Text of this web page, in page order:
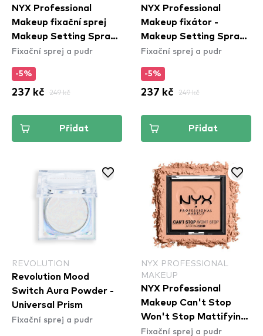
NYX Professional
Makeup fixační sprej
Makeup Setting Spray
– Matte Finish
Fixační sprej a pudr
-5%
237 kč 249 kč
Přidat
NYX Professional
Makeup fixátor -
Makeup Setting Spray
– Dewy Finish (MSS02)
Fixační sprej a pudr
-5%
237 kč 249 kč
Přidat
REVOLUTION
Revolution Mood
Switch Aura Powder -
Universal Prism
Fixační sprej a pudr
NYX PROFESSIONAL
MAKEUP
NYX Professional
Makeup Can't Stop
Won't Stop Mattifying
Powder - Bright Peach
Fixační sprej a pudr